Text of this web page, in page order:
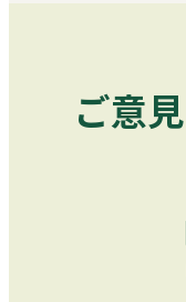
ご意